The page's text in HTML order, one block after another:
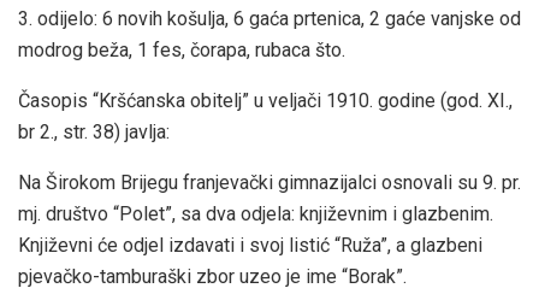
3. odijelo: 6 novih košulja, 6 gaća prtenica, 2 gaće vanjske od
modrog beža, 1 fes, čorapa, rubaca što.
Časopis “Kršćanska obitelj” u veljači 1910. godine (god. XI.,
br 2., str. 38) javlja:
Na Širokom Brijegu franjevački gimnazijalci osnovali su 9. pr.
mj. društvo “Polet”, sa dva odjela: književnim i glazbenim.
Književni će odjel izdavati i svoj listić “Ruža”, a glazbeni
pjevačko-tamburaški zbor uzeo je ime “Borak”.